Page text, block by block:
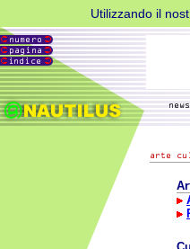
Utilizzando il